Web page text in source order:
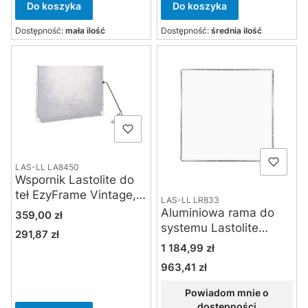
Do koszyka
Dostępność: mała ilość
Do koszyka
Dostępność: średnia ilość
LAS-LL LA8450
Wspornik Lastolite do
teł EzyFrame Vintage,
Studiolink, Panoramic i
Cena
359,00 zł
Cena
291,87 zł
LAS-LL LR833
Aluminiowa rama do
systemu Lastolite
Skylite Rapid extra
large 3 x 3 m
Cena
1 184,99 zł
Cena
963,41 zł
Powiadom mnie o